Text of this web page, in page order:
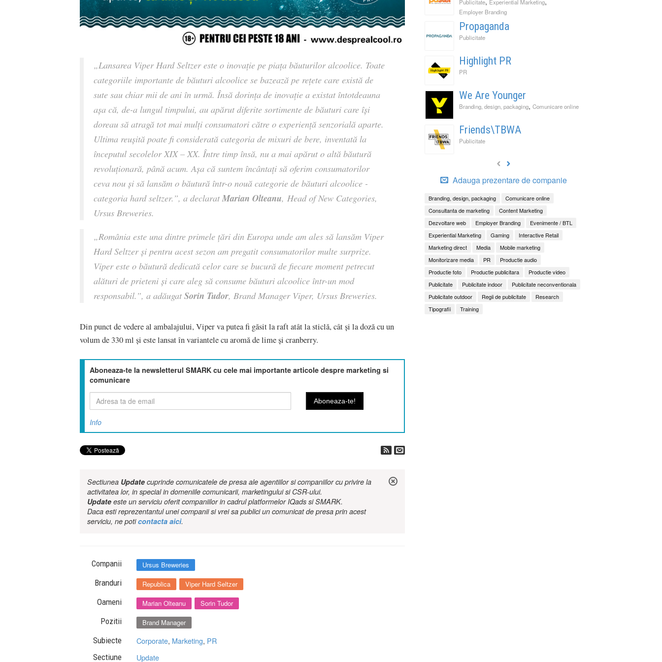
„Lansarea Viper Hard Seltzer este o inovație pe piața băuturilor alcoolice. Toate
categoriile importante de băuturi alcoolice se bazează pe rețete care există de
sute sau chiar mii de ani în urmă. Însă dorința de inovație a existat întotdeauna
așa că, de-a lungul timpului, au apărut diferite sortimente de băuturi care își
doreau să atragă tot mai mulți consumatori către o experiență senzorială aparte.
Ultima reușită poate fi considerată categoria de mixuri de bere, inventată la
începutul secolelor XIX – XX. Între timp însă, nu a mai apărut o altă băutură
revoluționară, până acum. Așa că suntem încântați să oferim consumatorilor
ceva nou și să lansăm o băutură într-o nouă categorie de băuturi alcoolice -
categoria hard seltzer.”, a declarat Marian Olteanu, Head of New Categories,
Ursus Breweries.
„România este una dintre primele țări din Europa unde am ales să lansăm Viper
Hard Seltzer și pentru acest sezon am pregatit consumatorilor multe surprize.
Viper este o băutură dedicată celor care se bucură de fiecare moment petrecut
alături de prieteni și care aleg să consume băuturi alcoolice într-un mod
responsabil.”, a adăugat Sorin Tudor, Brand Manager Viper, Ursus Breweries.
Din punct de vedere al ambalajului, Viper va putea fi găsit la raft atât la sticlă, cât și la doză cu un
volum de 330 ml și este lansat în variantele cu aromă de lime și cranberry.
Aboneaza-te la newsletterul SMARK cu cele mai importante articole despre marketing si
comunicare
Info
Sectiunea Update cuprinde comunicatele de presa ale agentiilor si companiilor cu privire la
activitatea lor, in special in domeniile comunicarii, marketingului si CSR-ului.
Update este un serviciu oferit companiilor in cadrul platformelor IQads si SMARK.
Daca esti reprezentantul unei companii si vrei sa publici un comunicat de presa prin acest
serviciu, ne poticontacta aici.
Companii Ursus Breweries
Branduri Republica Viper Hard Seltzer
Oameni Marian Olteanu Sorin Tudor
Pozitii Brand Manager
Subiecte Corporate, Marketing, PR
Sectiune Update
Publicitate Experiential Marketing
Employer Branding
Propaganda
Publicitate
Highlight PR
PR
We Are Younger
Branding, design, packaging, Comunicare online
Friends\TBWA
Publicitate
Adauga prezentare de companie
Branding, design, packaging
Comunicare online
Consultanta de marketing
Content Marketing
Dezvoltare web
Employer Branding
Evenimente / BTL
Experiential Marketing
Gaming
Interactive Retail
Marketing direct
Media
Mobile marketing
Monitorizare media
PR
Productie audio
Productie foto
Productie publicitara
Productie video
Publicitate
Publicitate indoor
Publicitate neconventionala
Publicitate outdoor
Regii de publicitate
Research
Tipografii
Training